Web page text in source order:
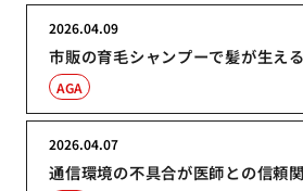
市販の育毛シャンプーで髪が生え
2026.04.09
AGA
通信環境の不具合が医師との信頼
2026.04.07